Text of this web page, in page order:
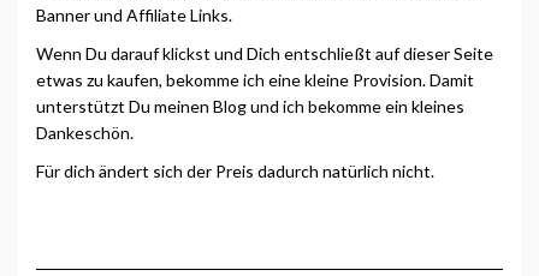
Banner und Affiliate Links.
Wenn Du darauf klickst und Dich entschließt auf dieser Seite
etwas zu kaufen, bekomme ich eine kleine Provision. Damit
unterstützt Du meinen Blog und ich bekomme ein kleines
Dankeschön.
Für dich ändert sich der Preis dadurch natürlich nicht.